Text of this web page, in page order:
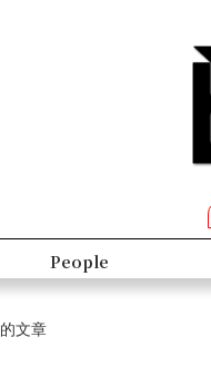
Accessories
的文章